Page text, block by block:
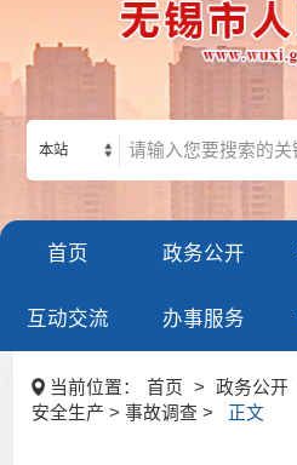
本站
首页 政务公开
互动交流 办事服务
当前位置： 首页 > 政务公开
安全生产 > 事故调查 >
正文